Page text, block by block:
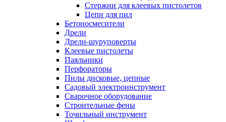
Стержни для клеевых пистолетов
Цепи для пил
Бетоносмесители
Дрели
Дрели-шуруповерты
Клеевые пистолеты
Паяльники
Перфораторы
Пилы дисковые, цепные
Садовый электроинструмент
Сварочное оборудование
Строительные фены
Точильный инструмент